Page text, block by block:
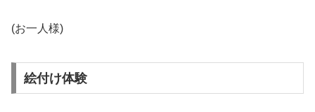
(お一人様)
絵付け体験